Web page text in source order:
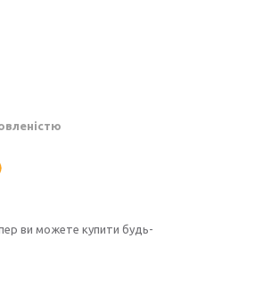
ви можете купити будь-